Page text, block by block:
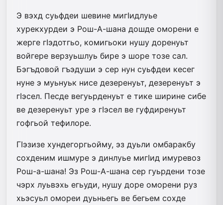
Э вэхд суьфдеи шевине мигIидлуье
хурекхурдеи э Рош-А-шана дошде оморени е
жерге гIэдотгьо, комигьоки нушу доренуьт
войгере верзуьшлуь бире э шоре тозе сал.
Бэгъдовой гъэдуши э сер нун суьфдеи кесег
нуне э муьнуьк нисе дезеренуьт, дезеренуьт э
гIэсел. Песде вегуьрденуьт е тике ширине сибе
ве дезеренуьт уре э гIэсел ве гуфдиренуьт
гофгьой тефилоре.
ГIэзизе хундегоргьойму, эз дуьли омбаракбу
сохденим ишмуре э динлуье мигIид имуревоз
Рош-а-шана! Эз Рош-А-шана сер гуьрдени тозе
чэрх луьвэхь егьуди, нушу доре оморени руз
хьэсуьл омореи дуьньегь ве бегьем сохде